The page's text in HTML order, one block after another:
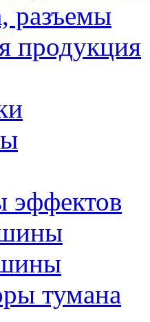
разъемы
продукция
эффектов
тумана